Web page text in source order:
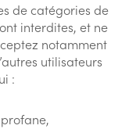
de catégories de
interdites, et ne
notamment
utilisateurs
: